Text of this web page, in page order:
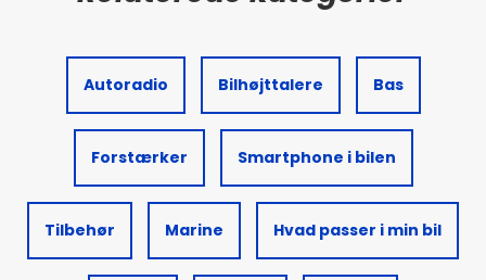
Autoradio Bilhøjttalere Bas
Forstærker Smartphone i bilen
Tilbehør Marine Hvad passer i min bil